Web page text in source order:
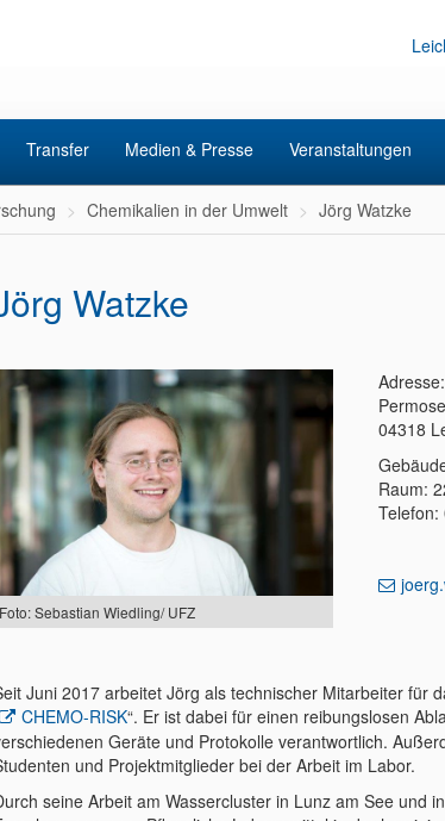
Transfer Medien & Presse Veranstaltungen
Chemikalien in der Umwelt Jörg Watzke
Watzke
Foto: Sebastian Wiedling/ UFZ
Adresse:
04318
Raum:
Juni 2017 arbeitet Jörg als technischer Mitarbeiter für
CHEMO-RISK“. Er ist dabei für einen reibungslosen
Geräte und Protokolle verantwortlich.
und Projektmitglieder bei der Arbeit im Labor.
seine Arbeit am Wassercluster in Lunz am See und